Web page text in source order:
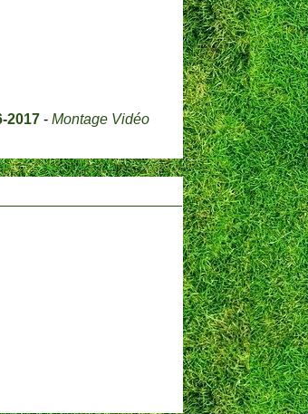
2017 - Montage Vidéo